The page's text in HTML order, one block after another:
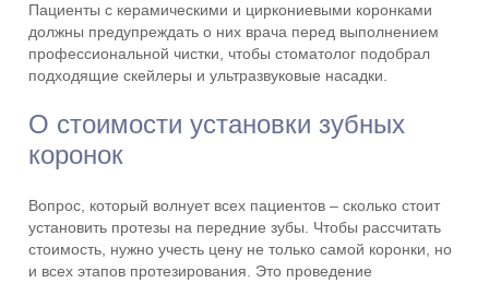
Пациенты с керамическими и циркониевыми коронками
должны предупреждать о них врача перед выполнением
профессиональной чистки, чтобы стоматолог подобрал
подходящие скейлеры и ультразвуковые насадки.
О стоимости установки зубных
коронок
Вопрос, который волнует всех пациентов – сколько стоит
установить протезы на передние зубы. Чтобы рассчитать
стоимость, нужно учесть цену не только самой коронки, но
и всех этапов протезирования. Это проведение